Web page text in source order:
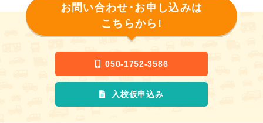
お問い合わせ･お申し込みは
こちらから!
050-1752-3586
入校仮申込み